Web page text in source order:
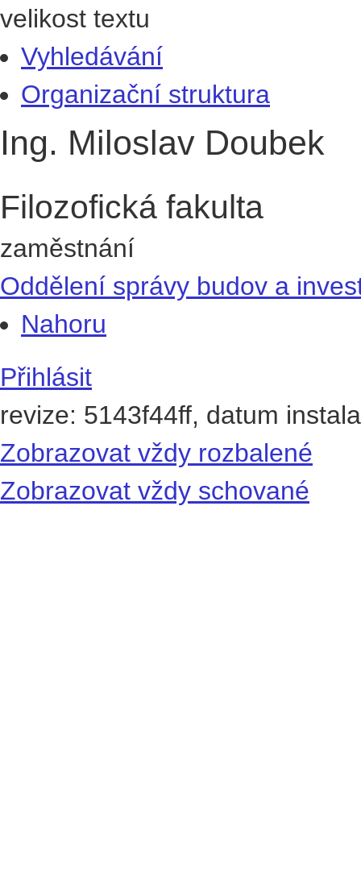
velikost textu
Vyhledávání
Organizační struktura
Ing. Miloslav Doubek
Filozofická fakulta
zaměstnání
Oddělení správy budov a
Nahoru
Přihlásit
revize: 5143f44ff, datum
Zobrazovat vždy rozbalené
Zobrazovat vždy schované